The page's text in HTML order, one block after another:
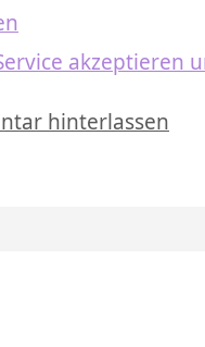
akzeptieren
hinterlassen